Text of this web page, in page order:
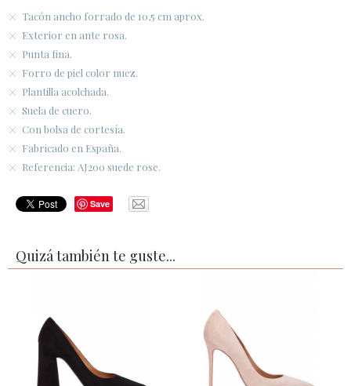
Tacón ancho forrado de 10,5 cm aprox.
Exterior en ante rosa.
Punta fina.
Forro de piel color nuez.
Plantilla acolchada.
Suela de cuero.
Con bolsa de cortesía.
Fabricado en España.
Referencia: AJ200 suede rose.
Save
Quizá también te guste...